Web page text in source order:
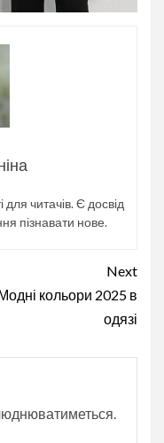
для читачів. Є досвід
пізнавати нове.
Next
кольори 2025 в
одязі